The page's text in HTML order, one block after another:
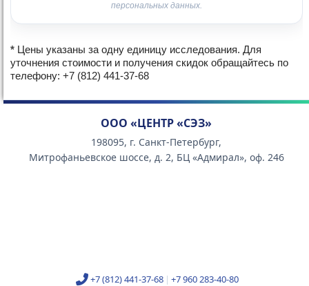
персональных данных.
* Цены указаны за одну единицу исследования. Для
уточнения стоимости и получения скидок обращайтесь по
телефону: +7 (812) 441-37-68
ООО «ЦЕНТР «СЭЗ»
198095, г. Санкт-Петербург,
Митрофаньевское шоссе, д. 2, БЦ «Адмирал», оф. 246
+7 (812) 441-37-68 | +7 960 283-40-80